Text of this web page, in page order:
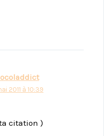
2011 à 10:39
citation )